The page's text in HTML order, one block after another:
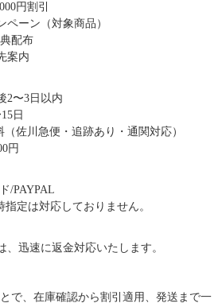
円割引
ペーン（対象商品）
配布
案内
2〜3日以内
日
（佐川急便・追跡あり・通関対応）
円
/PAYPAL
定は対応しておりません。
迅速に返金対応いたします。
で、在庫確認から割引適用、発送まで一